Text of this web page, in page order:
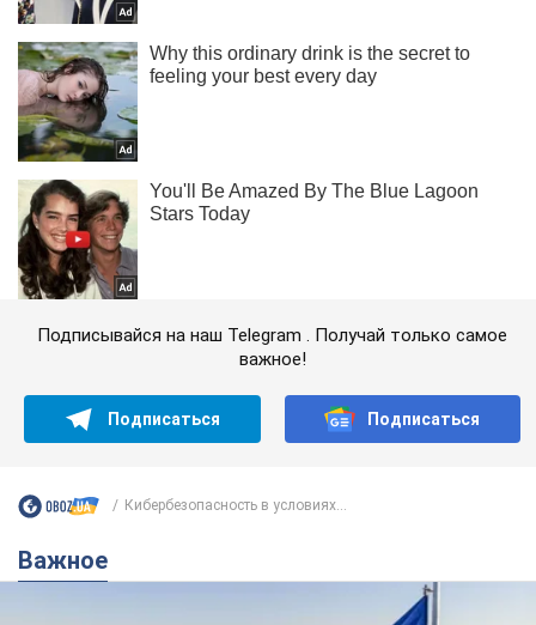
Подписывайся на наш Telegram . Получай только самое
важное!
Подписаться Подписаться
Кибербезопасность в условиях...
Важное